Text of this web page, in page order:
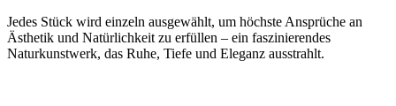
Jedes Stück wird einzeln ausgewählt, um höchste Ansprüche an
Ästhetik und Natürlichkeit zu erfüllen – ein faszinierendes
Naturkunstwerk, das Ruhe, Tiefe und Eleganz ausstrahlt.